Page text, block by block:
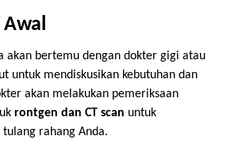
Awal
akan bertemu dengan dokter gigi atau
untuk mendiskusikan kebutuhan dan
akan melakukan pemeriksaan
rontgen dan CT scan untuk
rahang Anda.